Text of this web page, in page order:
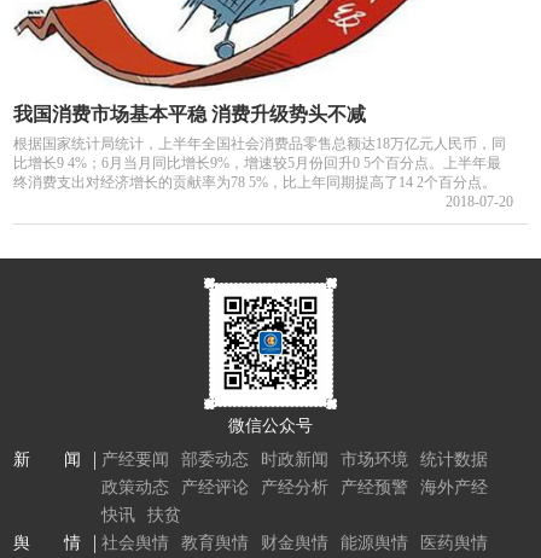
我国消费市场基本平稳 消费升级势头不减
根据国家统计局统计，上半年全国社会消费品零售总额达18万亿元人民币，同
比增长9 4%；6月当月同比增长9%，增速较5月份回升0 5个百分点。上半年最
终消费支出对经济增长的贡献率为78 5%，比上年同期提高了14 2个百分点。
2018-07-20
微信公众号
新 闻
产经要闻 部委动态 时政新闻 市场环境
统计数据
政策动态
产经评论 产经分析 产经预警
海外产经
快讯
扶贫
舆 情
社会舆情 教育舆情 财金舆情 能源舆情
医药舆情